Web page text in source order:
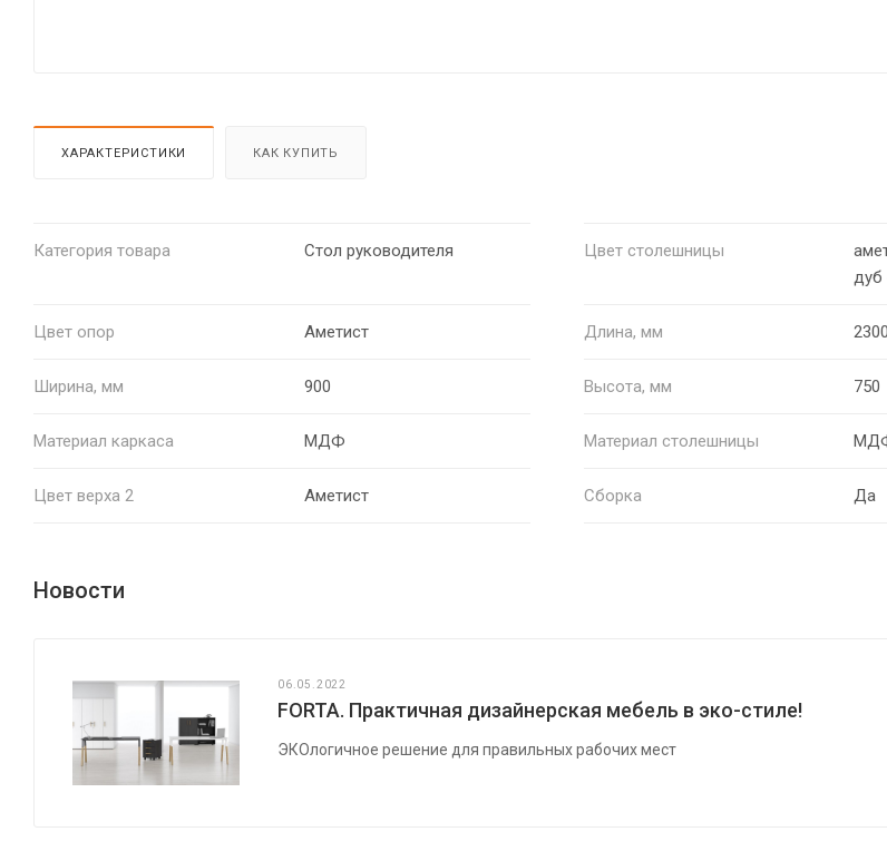
ХАРАКТЕРИСТИКИ КАК КУПИТЬ
Категория товара Стол руководителя Цвет столешницы
дуб
Цвет опор Аметист Длина, мм 2300
Ширина, мм 900 Высота, мм 750
Материал каркаса МДФ Материал столешницы
Цвет верха 2 Аметист Сборка Да
Новости
06.05.2022
FORTA. Практичная дизайнерская мебель в эко-стиле!
ЭКОлогичное решение для правильных рабочих мест